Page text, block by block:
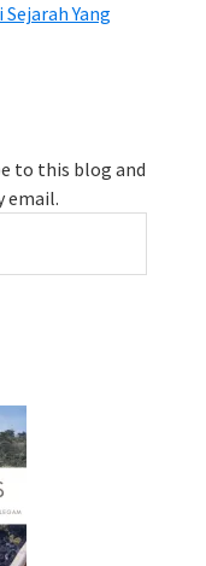
Yang
to this blog and
email.